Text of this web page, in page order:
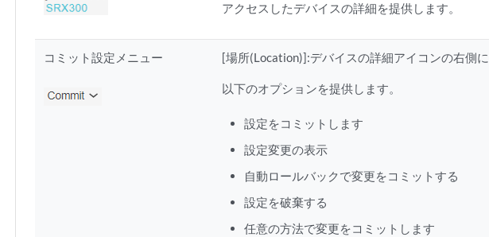
アクセスしたデバイスの詳細を提供します。
コミット設定メニュー [場所(Location)]:デバイスの詳細アイコンの右側に
以下のオプションを提供します。
設定をコミットします
設定変更の表示
自動ロールバックで変更をコミットする
設定を破棄する
任意の方法で変更をコミットします